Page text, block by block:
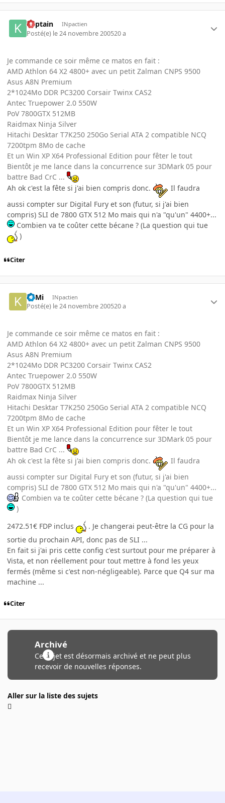
Kaptain INpactien
Posté(e) le 24 novembre 200520 a
Je commande ce soir même ce matos en fait :
AMD Athlon 64 X2 4800+ avec un petit Zalman CNPS 9500
Asus A8N Premium
2*1024Mo DDR PC3200 Corsair Twinx CAS2
Antec Truepower 2.0 550W
PoV 7800GTX 512MB
Raidmax Ninja Silver
Hitachi Desktar T7K250 250Go Serial ATA 2 compatible NCQ
7200tpm 8Mo de cache
Et un Win XP X64 Professional Edition pour fêter le tout
Bientôt je me lance dans la concurrence sur 3DMark 05 pour
battre Bad CrC ...
Ah ok c'est la fête si j'ai bien compris donc.
Il faudra
aussi compter sur Digital Fury et son (futur, si j'ai bien
compris) SLI de 7800 GTX 512 Mo mais qui n'a "qu'un" 4400+...
Combien va te coûter cette bécane ? (La question qui tue
)
Citer
KilMi INpactien
Posté(e) le 24 novembre 200520 a
Je commande ce soir même ce matos en fait :
AMD Athlon 64 X2 4800+ avec un petit Zalman CNPS 9500
Asus A8N Premium
2*1024Mo DDR PC3200 Corsair Twinx CAS2
Antec Truepower 2.0 550W
PoV 7800GTX 512MB
Raidmax Ninja Silver
Hitachi Desktar T7K250 250Go Serial ATA 2 compatible NCQ
7200tpm 8Mo de cache
Et un Win XP X64 Professional Edition pour fêter le tout
Bientôt je me lance dans la concurrence sur 3DMark 05 pour
battre Bad CrC ...
Ah ok c'est la fête si j'ai bien compris donc.
Il faudra
aussi compter sur Digital Fury et son (futur, si j'ai bien
compris) SLI de 7800 GTX 512 Mo mais qui n'a "qu'un" 4400+...
Combien va te coûter cette bécane ? (La question qui tue
)
2472.51€ FDP inclus
. Je changerai peut-être la CG pour la
sortie du prochain API, donc pas de SLI ...
En fait si j'ai pris cette config c'est surtout pour me préparer à
Vista, et non réellement pour tout mettre à fond les yeux
fermés (même si c'est non-négligeable). Parce que Q4 sur ma
machine ...
Citer
Archivé
Ce sujet est désormais archivé et ne peut plus
recevoir de nouvelles réponses.
Aller sur la liste des sujets